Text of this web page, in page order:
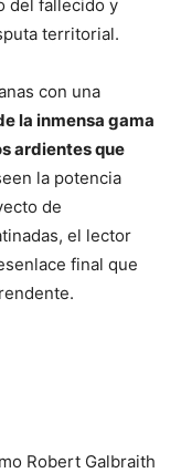
del fallecido y
territorial.
con una
la inmensa gama
ardientes que
la potencia
de
el lector
final que
Robert Galbraith